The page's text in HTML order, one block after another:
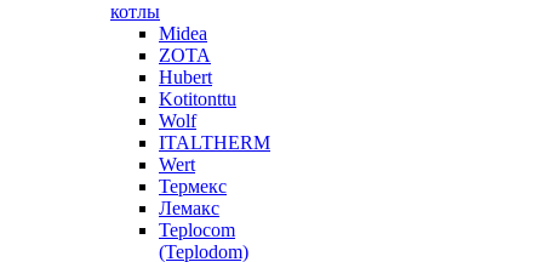
котлы
Midea
ZOTA
Hubert
Kotitonttu
Wolf
ITALTHERM
Wert
Термекс
Лемакс
Teplocom
(Teplodom)